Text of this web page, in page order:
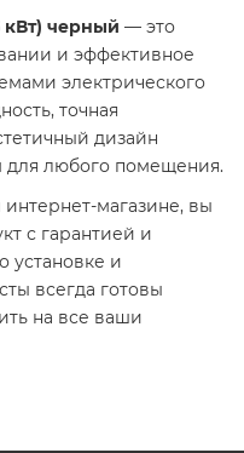
кВт) черный — это
и эффективное
электрического
точная
дизайн
любого помещения.​
магазине, вы
с гарантией и
установке и
всегда готовы
на все ваши